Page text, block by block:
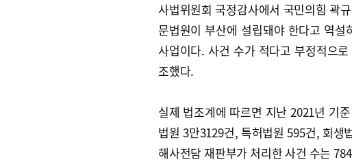
사법위원회 국정감사에서 국민의힘 곽
문법원이 부산에 설립돼야 한다고 역
사업이다. 사건 수가 적다고 부정적으
조했다.
실제 법조계에 따르면 지난 2021년 기
법원 3만3129건, 특허법원 595건, 회생
해사전담 재판부가 처리한 사건 수는